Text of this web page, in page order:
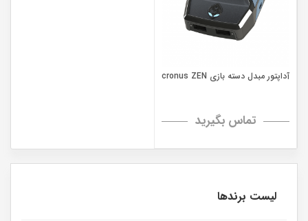
آداپتور مبدل دسته بازی cronus ZEN
تماس بگیرید
لیست برندها